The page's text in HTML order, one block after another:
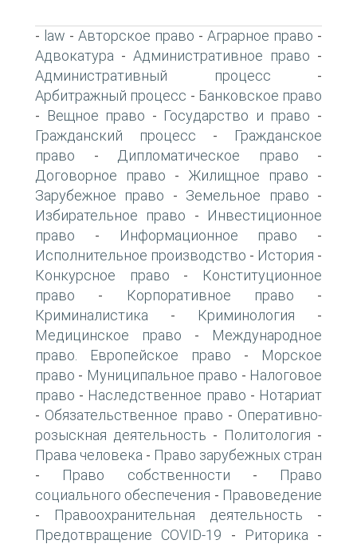
- law - Авторское право - Аграрное право -
Адвокатура - Административное право -
Административный процесс -
Арбитражный процесс - Банковское право
- Вещное право - Государство и право -
Гражданский процесс -
Гражданское
право - Дипломатическое право -
Договорное право - Жилищное право -
Зарубежное право - Земельное право -
Избирательное право -
Инвестиционное
право - Информационное право -
Исполнительное производство - История -
Конкурсное право -
Конституционное
право - Корпоративное право -
Криминалистика - Криминология -
Медицинское право -
Международное
право. Европейское право -
Морское
право - Муниципальное право - Налоговое
право - Наследственное право - Нотариат
- Обязательственное право - Оперативно-
розыскная деятельность - Политология -
Права человека - Право зарубежных стран
- Право собственности -
Право
социального обеспечения - Правоведение
- Правоохранительная деятельность -
Предотвращение COVID-19 - Риторика -